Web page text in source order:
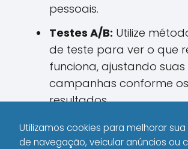
pessoais.
Testes A/B: Utilize
de teste para ver o que
funciona, ajustando suas
campanhas conforme os
resultados.
Aprenda Com os Erros:
medo de errar. Cada
Utilizamos cookies para melhorar
de navegação, veicular anúncios ou